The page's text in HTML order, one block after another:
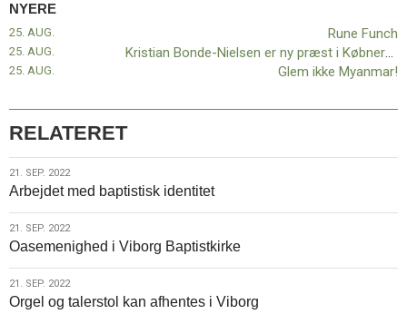
Rune
FunchForrige
indlæg:
Musikgudstjeneste
Karmelkirken
NYERE
Rune Funch
25. AUG.
Kristian Bonde-Nielsen er ny præst i Købnerkirken
25. AUG.
Glem ikke Myanmar!
25. AUG.
RELATERET
21.
sep.
2022
21. SEP. 2022
Arbejdet med baptistisk identitet
21.
sep.
2022
21. SEP. 2022
Oasemenighed i Viborg Baptistkirke
21.
sep.
21. SEP. 2022
Orgel og talerstol kan afhentes i Viborg